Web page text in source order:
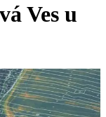
Ves u